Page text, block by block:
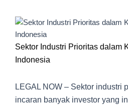
Sektor Industri Prioritas dalam
Indonesia
LEGAL NOW – Sektor industri
incaran banyak investor yang